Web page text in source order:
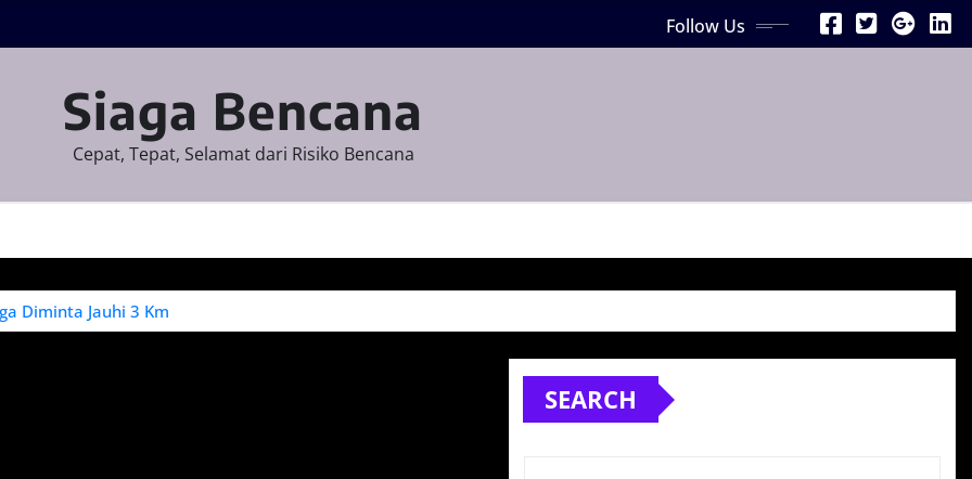
Follow Us
Siaga Bencana
Cepat, Tepat, Selamat dari Risiko Bencana
Diminta Jauhi 3 Km
SEARCH